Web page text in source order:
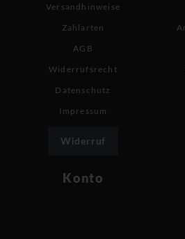
Versandhinweise
Zahlarten
AGB
Widerrufsrecht
Datenschutz
Impressum
Widerruf
Konto